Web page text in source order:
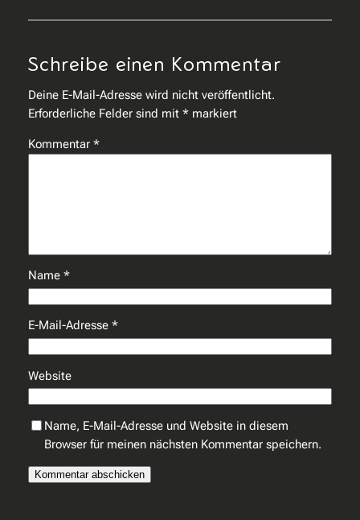
Schreibe einen Kommentar
Deine E-Mail-Adresse wird nicht veröffentlicht.
Erforderliche Felder sind mit *markiert
Kommentar *
Name *
E-Mail-Adresse *
Website
Name, E-Mail-Adresse und Website in diesem
Browser für meinen nächsten Kommentar speichern.